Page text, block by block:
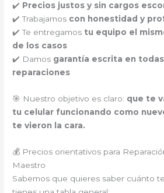
✔️ Precios justos y sin cargos
✔️ Trabajamos con honestidad y
✔️ Te entregamos tu equipo el
de los casos
✔️ Damos garantía escrita en
reparaciones
🎯 Nuestro objetivo es claro: que te
tu celular funcionando como
te vieron la cara.
💰 Precios orientativos para
Maestro
Sabemos que quieres saber cuánto